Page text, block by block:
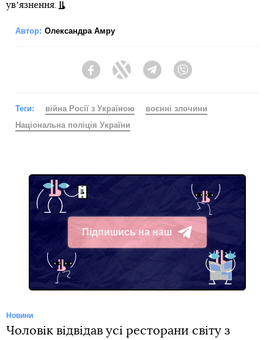
увʼязнення.
Автор: Олександра Амру
FacebookTwitter Telegram
Теги: війна Росії з Україною
воєнні злочини
Національна поліція України
Підпишись на наш
Telegram
Новини
Чоловік відвідав усі ресторани світу з